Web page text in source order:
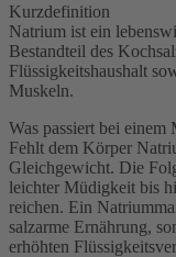
Kurzdefinition
Natrium ist ein
Bestandteil des
Flüssigkeitshaushalt
Muskeln.
Was passiert bei
Fehlt dem Körper
Gleichgewicht. Die
leichter Müdigkeit bis
reichen. Ein
salzarme Ernährung,
erhöhten